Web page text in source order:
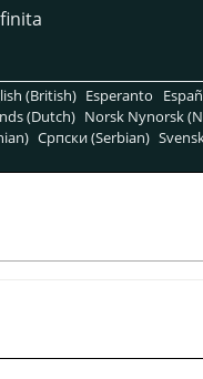
(British) Esperanto
(Dutch) Norsk Nynorsk
Српски (Serbian)